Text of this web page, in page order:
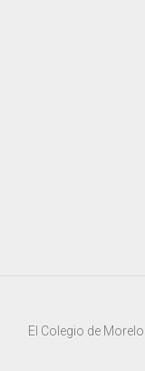
El Colegio de